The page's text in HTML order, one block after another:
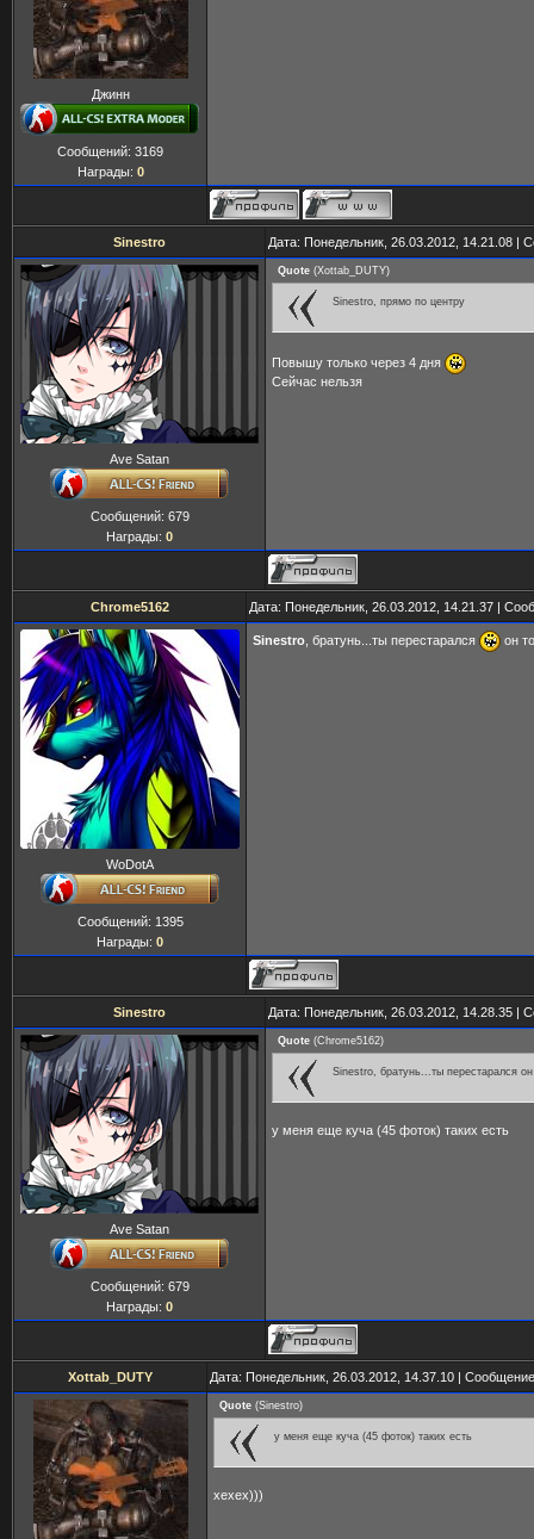
Джинн
Сообщений: 3169
Награды: 0
Sinestro Дата: Понедельник, 26.03.2012, 14.21.08 |
Ave Satan
Сообщений: 679
Награды: 0
Quote (Xottab_DUTY)
Sinestro, прямо по центру
Повышу только через 4 дня
Сейчас нельзя
Chrome5162 Дата: Понедельник, 26.03.2012, 14.21.37 |
WoDotA
Сообщений: 1395
Награды: 0
Sinestro , братунь...ты перестарался он
Sinestro Дата: Понедельник, 26.03.2012, 14.28.35 |
Ave Satan
Сообщений: 679
Награды: 0
Quote (Chrome5162)
Sinestro, братунь...ты перестарался
у меня еще куча (45 фоток) таких есть
Xottab_DUTY Дата: Понедельник, 26.03.2012, 14.37.10 |
Quote (Sinestro)
у меня еще куча (45 фоток) таких есть
хехех)))